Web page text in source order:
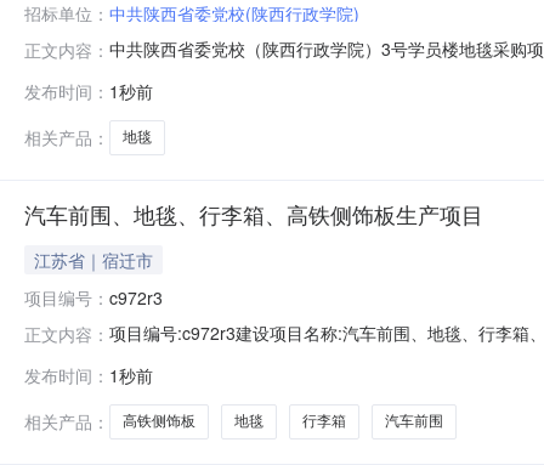
招标单位： 中共陕西省委党校(陕西行政学院)
正文内容： 中共陕西省委党校（陕西行政学院）3号学员楼地毯采购
党校（陕西行政学院）小寨校区四、供应商资格要求1.
明，自然人参与的提供其
发布时间： 1秒前
相关产品：
地毯
汽车前围、地毯、行李箱、高铁侧饰板生产项目
江苏省｜宿迁市
项目编号： c972r3
正文内容： 项目编号:c972r3建设项目名称:汽车前围、地毯、行李箱
名称：江苏博一禹汽车零部件有限公司建设单位社会信
员：张燕飞二、编制单
发布时间： 1秒前
相关产品：
高铁侧饰板 地毯 行李箱 汽车前围